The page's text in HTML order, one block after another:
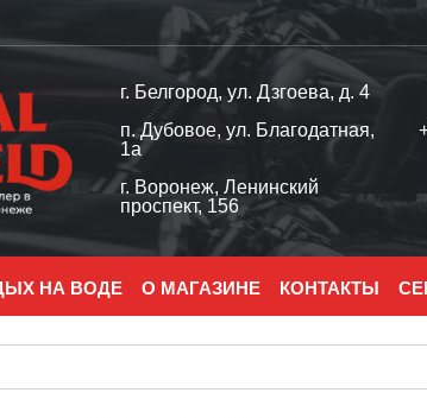
г. Белгород, ул. Дзгоева, д. 4
п. Дубовое, ул. Благодатная,
1а
г. Воронеж, Ленинский
проспект, 156
НА ВОДЕ О МАГАЗИНЕ КОНТАКТЫ